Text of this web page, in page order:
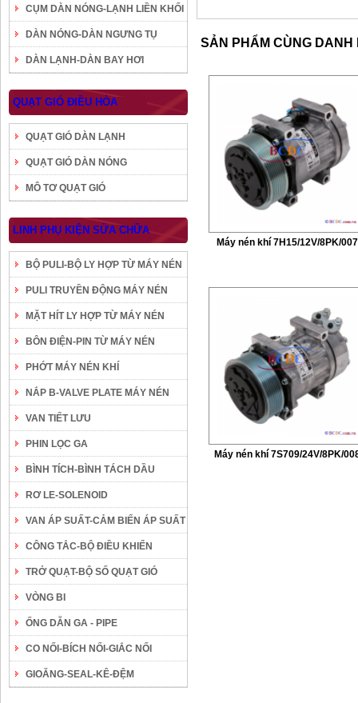
CỤM DÀN NÓNG-LẠNH LIỀN KHỐI
DÀN NÓNG-DÀN NGƯNG TỤ
DÀN LẠNH-DÀN BAY HƠI
QUẠT GIÓ ĐIỀU HÒA
QUẠT GIÓ DÀN LẠNH
QUẠT GIÓ DÀN NÓNG
MÔ TƠ QUẠT GIÓ
LINH PHỤ KIỆN SỬA CHỮA
BỘ PULI-BỘ LY HỢP TỪ MÁY NÉN
PULI TRUYỀN ĐỘNG MÁY NÉN
MẶT HÍT LY HỢP TỪ MÁY NÉN
BÔN ĐIỆN-PIN TỪ MÁY NÉN
PHỚT MÁY NÉN KHÍ
NẮP B-VALVE PLATE MÁY NÉN
VAN TIẾT LƯU
PHIN LỌC GA
BÌNH TÍCH-BÌNH TÁCH DẦU
RƠ LE-SOLENOID
VAN ÁP SUẤT-CẢM BIẾN ÁP SUẤT
CÔNG TẮC-BỘ ĐIỀU KHIỂN
TRỞ QUẠT-BỘ SỐ QUẠT GIÓ
VÒNG BI
ỐNG DẪN GA - PIPE
CO NỐI-BÍCH NỐI-GIẮC NỐI
GIOĂNG-SEAL-KÊ-ĐỆM
SẢN PHẨM CÙNG
Máy nén khí 7H15/12V/8PK/
Máy nén khí 7S709/24V/8PK/